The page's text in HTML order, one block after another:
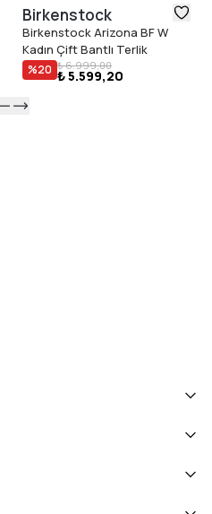
Birkenstock
Birkenstock Arizona BF W
Kadın Çift Bantlı Terlik
%20 ₺ 6.999,00
₺ 5.599,20